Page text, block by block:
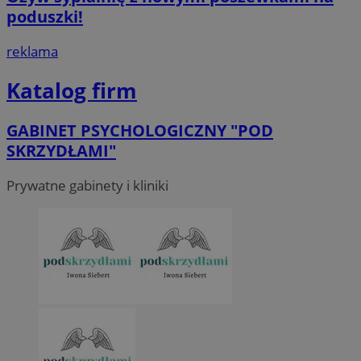
poduszki!
reklama
Katalog firm
GABINET PSYCHOLOGICZNY "POD
SKRZYDŁAMI"
Prywatne gabinety i kliniki